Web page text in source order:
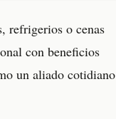
refrigerios o cenas
con beneficios
un aliado cotidiano